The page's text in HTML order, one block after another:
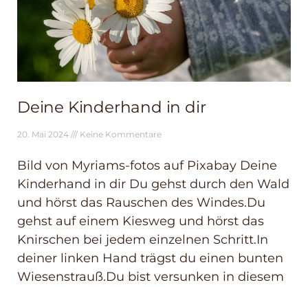
Deine Kinderhand in dir
20. Mai 2024 Keine Kommentare
Bild von Myriams-fotos auf Pixabay Deine
Kinderhand in dir Du gehst durch den Wald
und hörst das Rauschen des Windes.Du
gehst auf einem Kiesweg und hörst das
Knirschen bei jedem einzelnen Schritt.In
deiner linken Hand trägst du einen bunten
Wiesenstrauß.Du bist versunken in diesem